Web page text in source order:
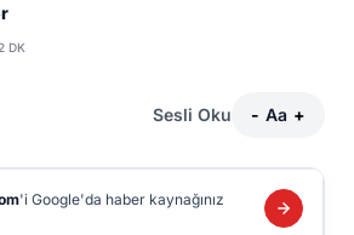
DK
Sesli Oku - Aa +
'i Google'da haber kaynağınız